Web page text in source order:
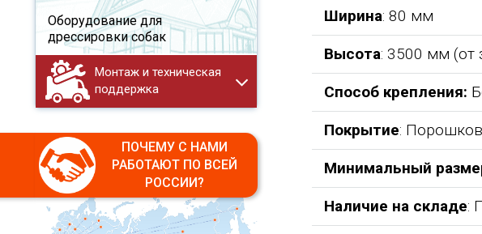
Оборудование для
дрессировки собак
Монтаж и техническая
поддержка
ПОЧЕМУ С НАМИ
РАБОТАЮТ ПО ВСЕЙ
РОССИИ?
Ширина: 80 мм
Высота: 3500 мм (от
Способ крепления:
Покрытие:
Минимальный
Наличие на складе: